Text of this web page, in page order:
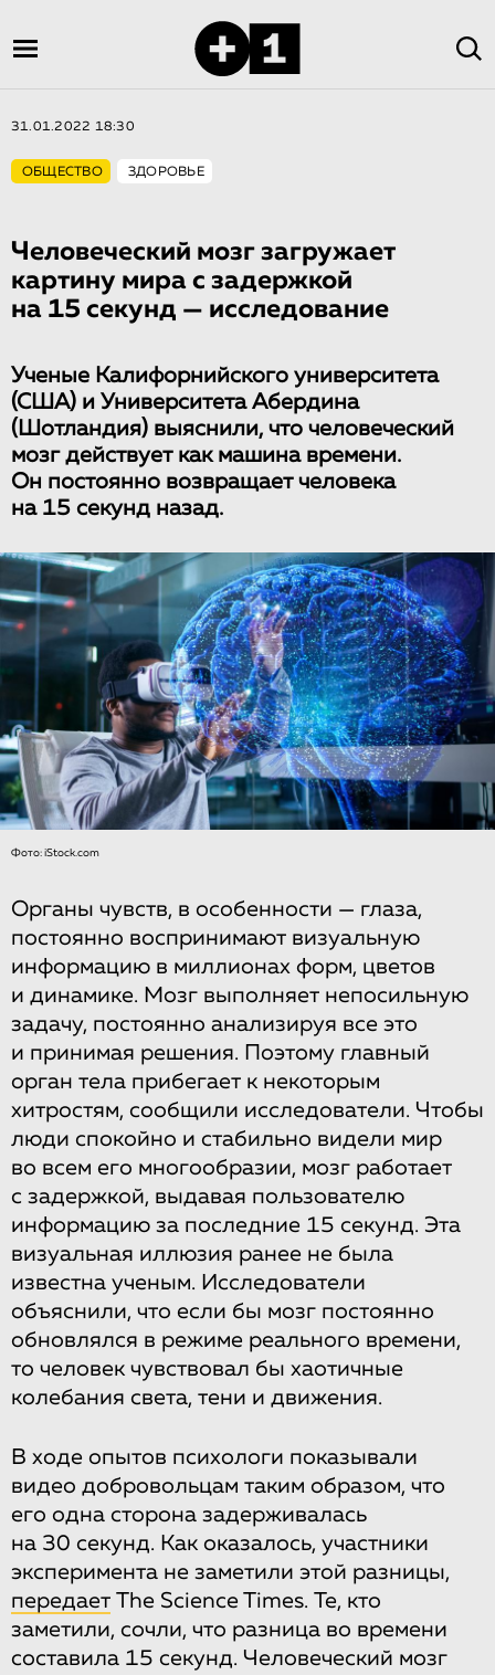
31.01.2022 18:30
ОБЩЕСТВО ЗДОРОВЬЕ
Человеческий мозг загружает
картину мира с задержкой
на 15 секунд — исследование
Ученые Калифорнийского университета
(США) и Университета Абердина
(Шотландия) выяснили, что человеческий
мозг действует как машина времени.
Он постоянно возвращает человека
на 15 секунд назад.
Фото: iStock.com
Органы чувств, в особенности — глаза,
постоянно воспринимают визуальную
информацию в миллионах форм, цветов
и динамике. Мозг выполняет непосильную
задачу, постоянно анализируя все это
и принимая решения. Поэтому главный
орган тела прибегает к некоторым
хитростям, сообщили исследователи. Чтобы
люди спокойно и стабильно видели мир
во всем его многообразии, мозг работает
с задержкой, выдавая пользователю
информацию за последние 15 секунд. Эта
визуальная иллюзия ранее не была
известна ученым. Исследователи
объяснили, что если бы мозг постоянно
обновлялся в режиме реального времени,
то человек чувствовал бы хаотичные
колебания света, тени и движения.
В ходе опытов психологи показывали
видео добровольцам таким образом, что
его одна сторона задерживалась
на 30 секунд. Как оказалось, участники
эксперимента не заметили этой разницы,
передает The Science Times. Те, кто
заметили, сочли, что разница во времени
составила 15 секунд. Человеческий мозг